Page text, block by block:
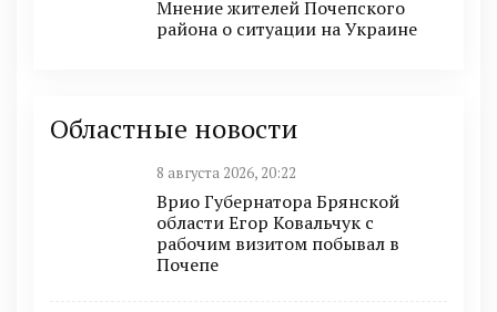
Мнение жителей Почепского
района о ситуации на Украине
Областные новости
8 августа 2026, 20:22
Врио Губернатора Брянской
области Егор Ковальчук с
рабочим визитом побывал в
Почепе